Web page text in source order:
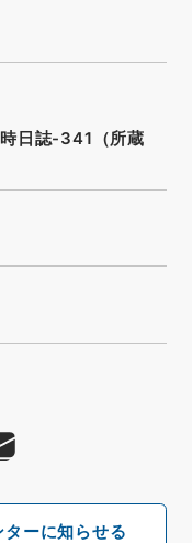
ーに知らせる
日誌-341（所蔵